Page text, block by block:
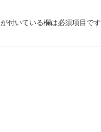
が付いている欄は必須項目です